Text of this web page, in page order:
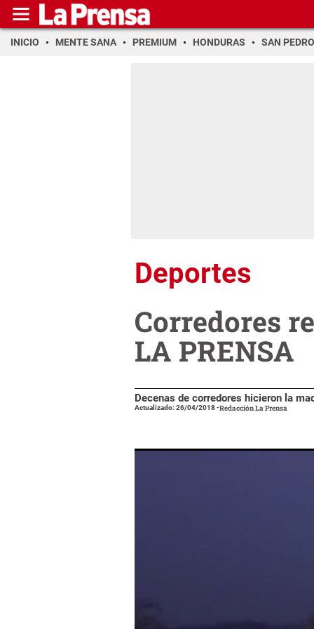
INICIO MENTE SANA PREMIUM HONDURAS SAN PEDRO
Deportes
Corredores
LA PRENSA
Decenas de corredores hicieron la
Actualizado: 26/04/2018-Redacción La Prensa